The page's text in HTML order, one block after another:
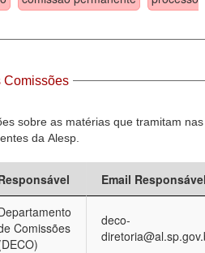
Comissões
sobre as matérias que tramitam nas
da Alesp.
Email
Comissões
deco-